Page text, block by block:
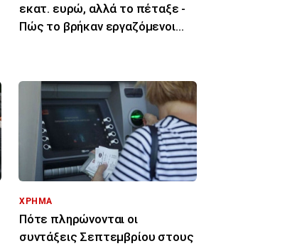
εκατ. ευρώ, αλλά το πέταξε -
Πώς το βρήκαν εργαζόμενοι
ΧΡΗΜΑ
Πότε πληρώνονται οι
συντάξεις Σεπτεμβρίου στους